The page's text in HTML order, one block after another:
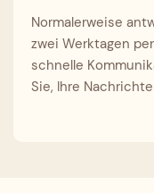
Normalerweise
zwei Werktagen
schnelle
Sie, Ihre